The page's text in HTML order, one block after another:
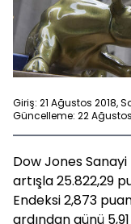
Giriş: 21 Ağustos 2018,
Güncelleme: 22
Dow Jones
artışla 25.822,29
Endeksi 2,873
ardından günü